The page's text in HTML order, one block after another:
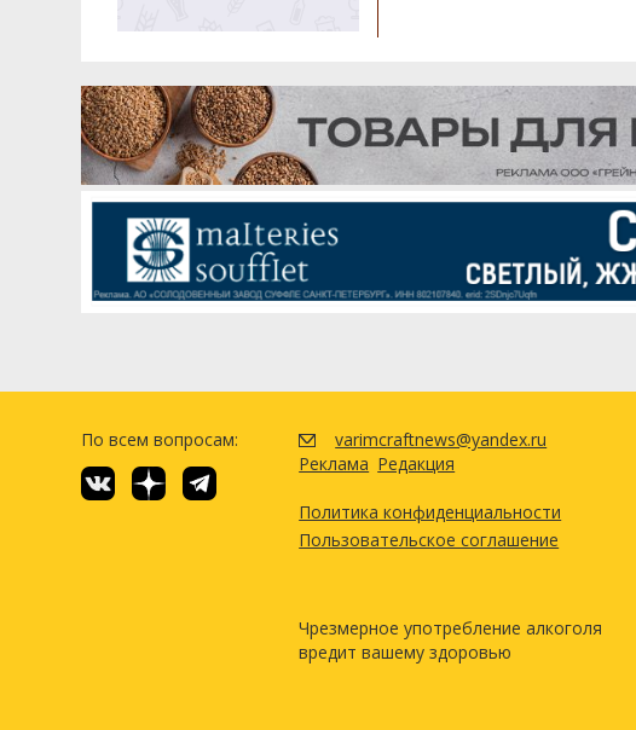
По всем вопросам:
varimcraftnews@yandex.ru
Реклама Редакция
Политика конфиденциальности
Пользовательское соглашение
Чрезмерное употребление алкоголя
вредит вашему здоровью